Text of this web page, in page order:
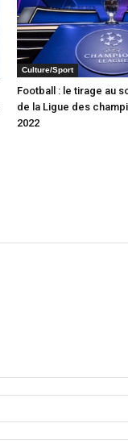
Culture/Sport
Football : le tirage au
de la Ligue des
2022